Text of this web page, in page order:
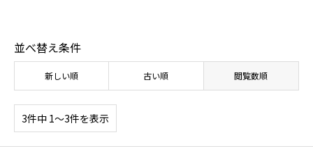
並べ替え条件
新しい順 古い順 閲覧数順
3件中 1〜3件を表示